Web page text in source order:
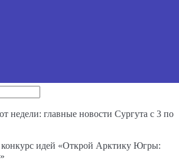
недели: главные новости Сургута с 3 по
идей «Открой Арктику Югры: